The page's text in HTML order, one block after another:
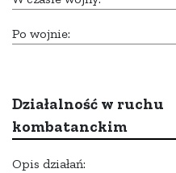
Po wojnie:
Działalność w ruchu
kombatanckim
Opis działań: